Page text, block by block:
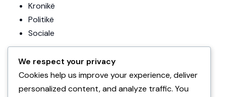
Kronikë
Politikë
Sociale
Teknologji
Uncategorized
We respect your privacy
Cookies help us improve your experience, deliver
personalized content, and analyze traffic. You